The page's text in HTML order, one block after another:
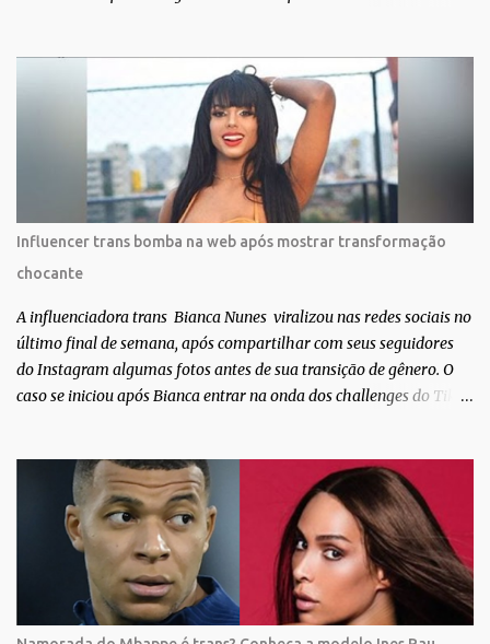
convidarem para esse projeto incrível, que fala acima de tudo
sobre amor. Todo carinho do mundo para a Dri da Trip que foi a
ponte disso tudo”, escreveu Gabriela. Gabriela classificou a capa
como linda e a matéria que envolvem 180 histórias (e corpos nus)
de gente que se apaixonou pela própria pele – como
extraordinária. O Pele Projetc tem como objetivo fotografar e
expor uma diversidade de corpos nus, ressaltando a beleza das
especificidades físicas. A atriz se tornou nacionalmente conhecida
após fazer uma participação especial na novela teen Malhação, da
TV Globo. Na trama, ela inte...
Influencer trans bomba na web após mostrar transformação
chocante
A influenciadora trans Bianca Nunes viralizou nas redes sociais no
último final de semana, após compartilhar com seus seguidores
do Instagram algumas fotos antes de sua transição de gênero. O
caso se iniciou após Bianca entrar na onda dos challenges do Tik
Bianca aparece ainda muito jovem e usando roupas masculinas,
após algumas fotos diferentes, ela finalmente aparece usando um
biquíni fio dental, com cabelo longo e seios. Através do Instagram,
a morena desabafou como foi passar um período da sua vida no
exército brasileiro. Segundo Bianca, ela apenas se alistou como
uma forma de provar que sua identidade de gênero não seria algo
passageiro. “Me alistei no exército porque eu sempre ouvia muito;